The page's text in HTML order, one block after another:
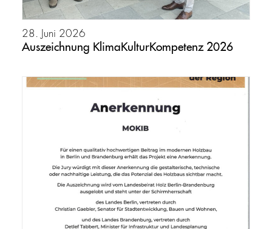
28. Juni 2026
Auszeichnung KlimaKulturKompetenz 2026